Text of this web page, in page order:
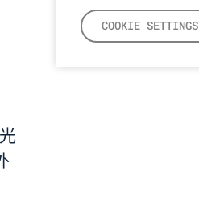
COOKIE SETTINGS